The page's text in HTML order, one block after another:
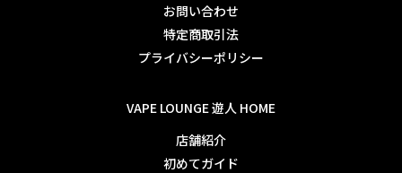
お問い合わせ
特定商取引法
プライバシーポリシー
VAPE LOUNGE 遊人 HOME
店舗紹介
初めてガイド